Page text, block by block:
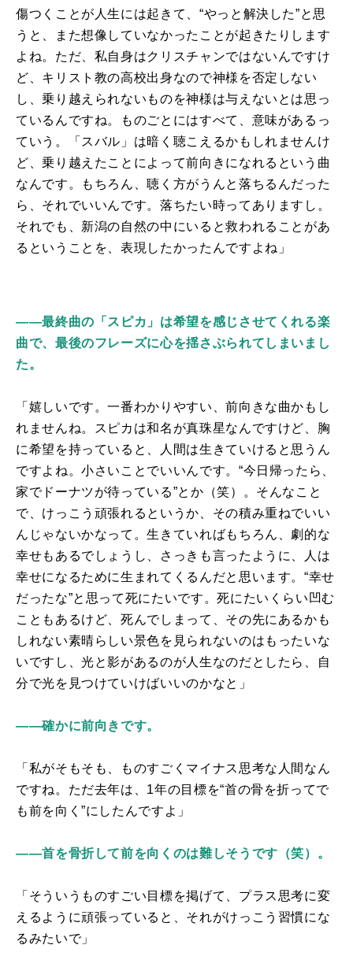
傷つくことが人生には起きて、“やっと解決した”と思
うと、また想像していなかったことが起きたりします
よね。ただ、私自身はクリスチャンではないんですけ
ど、キリスト教の高校出身なので神様を否定しない
し、乗り越えられないものを神様は与えないとは思っ
ているんですね。ものごとにはすべて、意味があるっ
ていう。「スバル」は暗く聴こえるかもしれませんけ
ど、乗り越えたことによって前向きになれるという曲
なんです。もちろん、聴く方がうんと落ちるんだった
ら、それでいいんです。落ちたい時ってありますし。
それでも、新潟の自然の中にいると救われることがあ
るということを、表現したかったんですよね」
――最終曲の「スピカ」は希望を感じさせてくれる楽
曲で、最後のフレーズに心を揺さぶられてしまいまし
た。
「嬉しいです。一番わかりやすい、前向きな曲かもし
れませんね。スピカは和名が真珠星なんですけど、胸
に希望を持っていると、人間は生きていけると思うん
ですよね。小さいことでいいんです。“今日帰ったら、
家でドーナツが待っている”とか（笑）。そんなこと
で、けっこう頑張れるというか、その積み重ねでいい
んじゃないかなって。生きていればもちろん、劇的な
幸せもあるでしょうし、さっきも言ったように、人は
幸せになるために生まれてくるんだと思います。“幸せ
だったな”と思って死にたいです。死にたいくらい凹む
こともあるけど、死んでしまって、その先にあるかも
しれない素晴らしい景色を見られないのはもったいな
いですし、光と影があるのが人生なのだとしたら、自
分で光を見つけていけばいいのかなと」
――確かに前向きです。
「私がそもそも、ものすごくマイナス思考な人間なん
ですね。ただ去年は、1年の目標を“首の骨を折ってで
も前を向く”にしたんですよ」
――首を骨折して前を向くのは難しそうです（笑）。
「そういうものすごい目標を掲げて、プラス思考に変
えるように頑張っていると、それがけっこう習慣にな
るみたいで」